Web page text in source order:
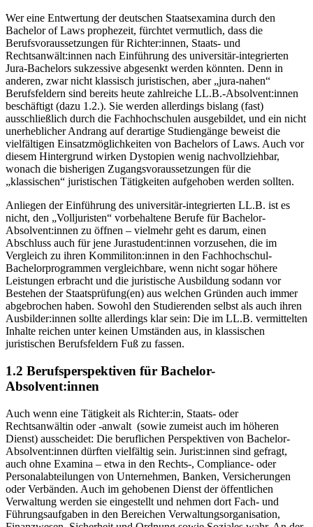
Wer eine Entwertung der deutschen Staatsexamina durch den
Bachelor of Laws prophezeit, fürchtet vermutlich, dass die
Berufsvoraussetzungen für Richter:innen, Staats- und
Rechtsanwält:innen nach Einführung des universitär-integrierten
Jura-Bachelors sukzessive abgesenkt werden könnten. Denn in
anderen, zwar nicht klassisch juristischen, aber „jura-nahen“
Berufsfeldern sind bereits heute zahlreiche LL.B.-Absolvent:innen
beschäftigt (dazu 1.2.). Sie werden allerdings bislang (fast)
ausschließlich durch die Fachhochschulen ausgebildet, und ein nicht
unerheblicher Andrang auf derartige Studiengänge beweist die
vielfältigen Einsatzmöglichkeiten von Bachelors of Laws. Auch vor
diesem Hintergrund wirken Dystopien wenig nachvollziehbar,
wonach die bisherigen Zugangsvoraussetzungen für die
„klassischen“ juristischen Tätigkeiten aufgehoben werden sollten.
Anliegen der Einführung des universitär-integrierten LL.B. ist es
nicht, den „Volljuristen“ vorbehaltene Berufe für Bachelor-
Absolvent:innen zu öffnen – vielmehr geht es darum, einen
Abschluss auch für jene Jurastudent:innen vorzusehen, die im
Vergleich zu ihren Kommiliton:innen in den Fachhochschul-
Bachelorprogrammen vergleichbare, wenn nicht sogar höhere
Leistungen erbracht und die juristische Ausbildung sodann vor
Bestehen der Staatsprüfung(en) aus welchen Gründen auch immer
abgebrochen haben. Sowohl den Studierenden selbst als auch ihren
Ausbilder:innen sollte allerdings klar sein: Die im LL.B. vermittelten
Inhalte reichen unter keinen Umständen aus, in klassischen
juristischen Berufsfeldern Fuß zu fassen.
1.2 Berufsperspektiven für Bachelor-
Absolvent:innen
Auch wenn eine Tätigkeit als Richter:in, Staats- oder
Rechtsanwältin oder -anwalt (sowie zumeist auch im höheren
Dienst) ausscheidet: Die beruflichen Perspektiven von Bachelor-
Absolvent:innen dürften vielfältig sein. Jurist:innen sind gefragt,
auch ohne Examina – etwa in den Rechts-, Compliance- oder
Personalabteilungen von Unternehmen, Banken, Versicherungen
oder Verbänden. Auch im gehobenen Dienst der öffentlichen
Verwaltung werden sie eingestellt und nehmen dort Fach- und
Führungsaufgaben in den Bereichen Verwaltungsorganisation,